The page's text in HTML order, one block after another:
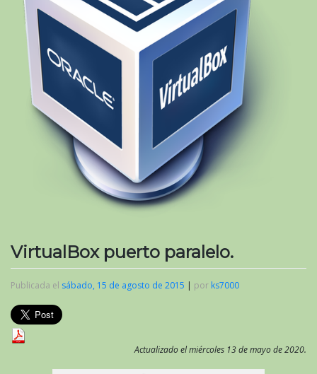
VirtualBox puerto paralelo.
Publicada el sábado, 15 de agosto de 2015 | por ks7000
Actualizado el miércoles 13 de mayo de 2020.